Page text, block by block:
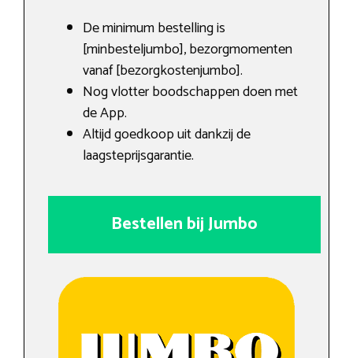
De minimum bestelling is
[minbesteljumbo], bezorgmomenten
vanaf [bezorgkostenjumbo].
Nog vlotter boodschappen doen met
de App.
Altijd goedkoop uit dankzij de
laagsteprijsgarantie.
Bestellen bij Jumbo